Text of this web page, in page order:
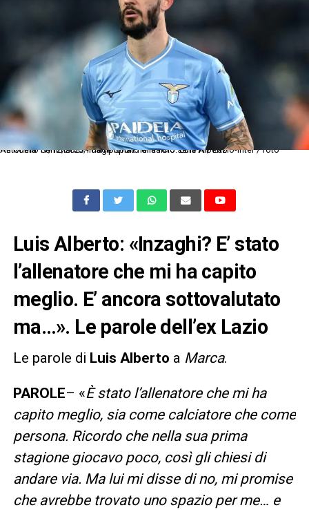
As Roma 17/12/2023 - campionato di calcio serie A / Lazio-Inter / foto Antonello Sammarco/Image Sport nella foto: Luis Alberto
Luis Alberto: «Inzaghi? E’ stato
l’allenatore che mi ha capito
meglio. E’ ancora sottovalutato
ma…». Le parole dell’ex Lazio
Le parole di Luis Alberto a Marca.
PAROLE– «È stato l’allenatore che mi ha
capito meglio, sia come calciatore che come
persona. Ricordo che nella sua prima
stagione giocavo poco, così gli chiesi di
andare via. Ma lui mi disse di no, mi promise
che avrebbe trovato uno spazio per me… e